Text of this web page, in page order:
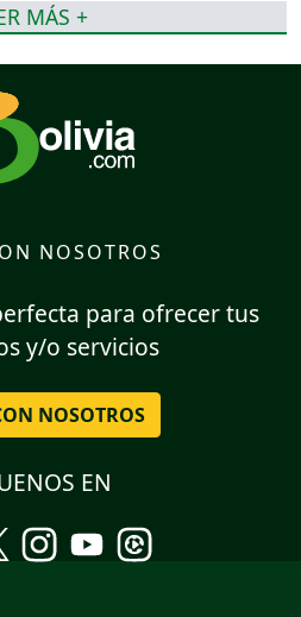
MÁS +
NOSOTROS
para ofrecer tus
y/o servicios
NOSOTROS
EN